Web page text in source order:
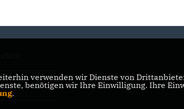
verwenden wir Dienste von
benötigen wir Ihre Einwilligung. Ihre
.